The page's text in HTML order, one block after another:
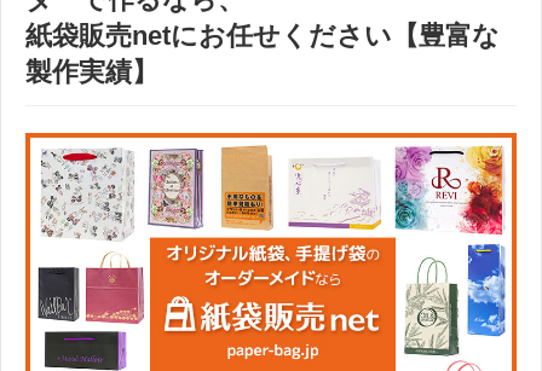
紙袋販売netにお任せください【豊富な
製作実績】